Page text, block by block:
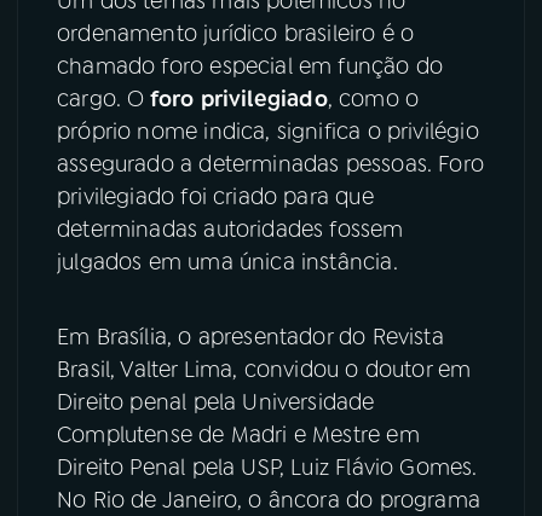
04 PROGRAMAS
PODCASTS
06VIDEOCASTS
FESTIVAL DE MÚSICA
ACOMPANHE A RÁDIO NACIONAL
YouTube Facebook
ordenamento jurídico brasileiro é o
chamado foro especial em função do
cargo. O foro privilegiado, como o
próprio nome indica, significa o privilégio
assegurado a determinadas pessoas. Foro
privilegiado foi criado para que
determinadas autoridades fossem
julgados em uma única instância.
Em Brasília, o apresentador do Revista
Brasil, Valter Lima, convidou o doutor em
Direito penal pela Universidade
Complutense de Madri e Mestre em
Direito Penal pela USP, Luiz Flávio Gomes.
No Rio de Janeiro, o âncora do programa